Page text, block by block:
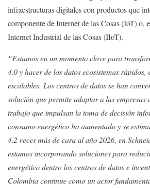
infraestructuras digitales con productos que
componente de Internet de las Cosas (IoT) o,
Internet Industrial de las Cosas (IIoT).
“Estamos en un momento clave para
4.0 y hacer de los datos ecosistemas rápidos,
escalables. Los centros de datos se han
solución que permite adaptar a las empresas
trabajo que impulsan la toma de decisión
consumo energético ha aumentado y se
4.2 veces más de cara al año 2026, en
estamos incorporando soluciones para
energético dentro los centros de datos e
Colombia continue como un actor